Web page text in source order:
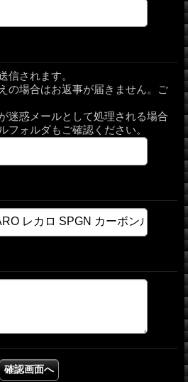
信されます。
の場合はお返事が届きません。ご
迷惑メールとして処理される場合
フォルダもご確認ください。